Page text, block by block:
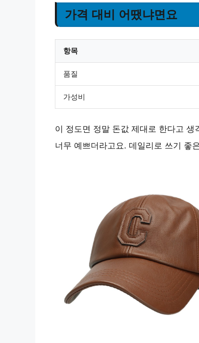
가격 대비 어땠냐면요
항목
품질
가성비
이 정도면 정말 돈값 제대로 한다고
너무 예쁘더라고요. 데일리로 쓰기 좋